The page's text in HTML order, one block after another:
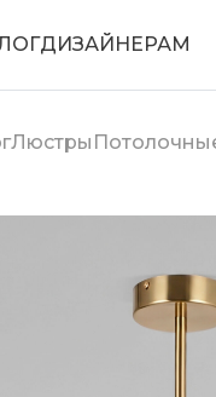
ДИЗАЙНЕРАМ
Люстры